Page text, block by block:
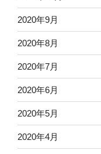
2020年9月
2020年8月
2020年7月
2020年6月
2020年5月
2020年4月